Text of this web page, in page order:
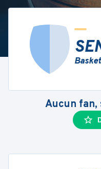
Aucun fan,